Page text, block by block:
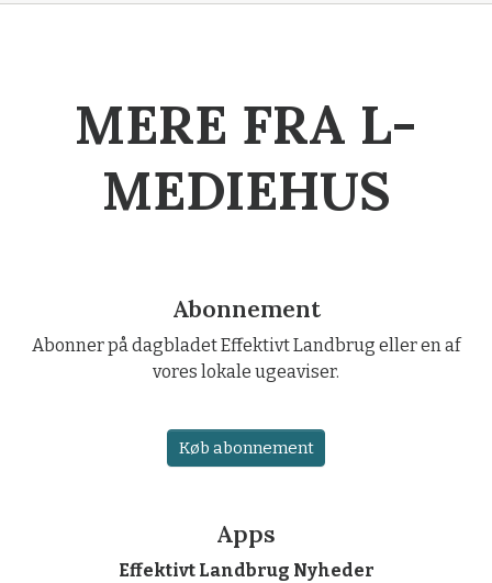
MERE FRA L-
MEDIEHUS
Abonnement
Abonner på dagbladet Effektivt Landbrug eller en af
vores lokale ugeaviser.
Køb abonnement
Apps
Effektivt Landbrug Nyheder